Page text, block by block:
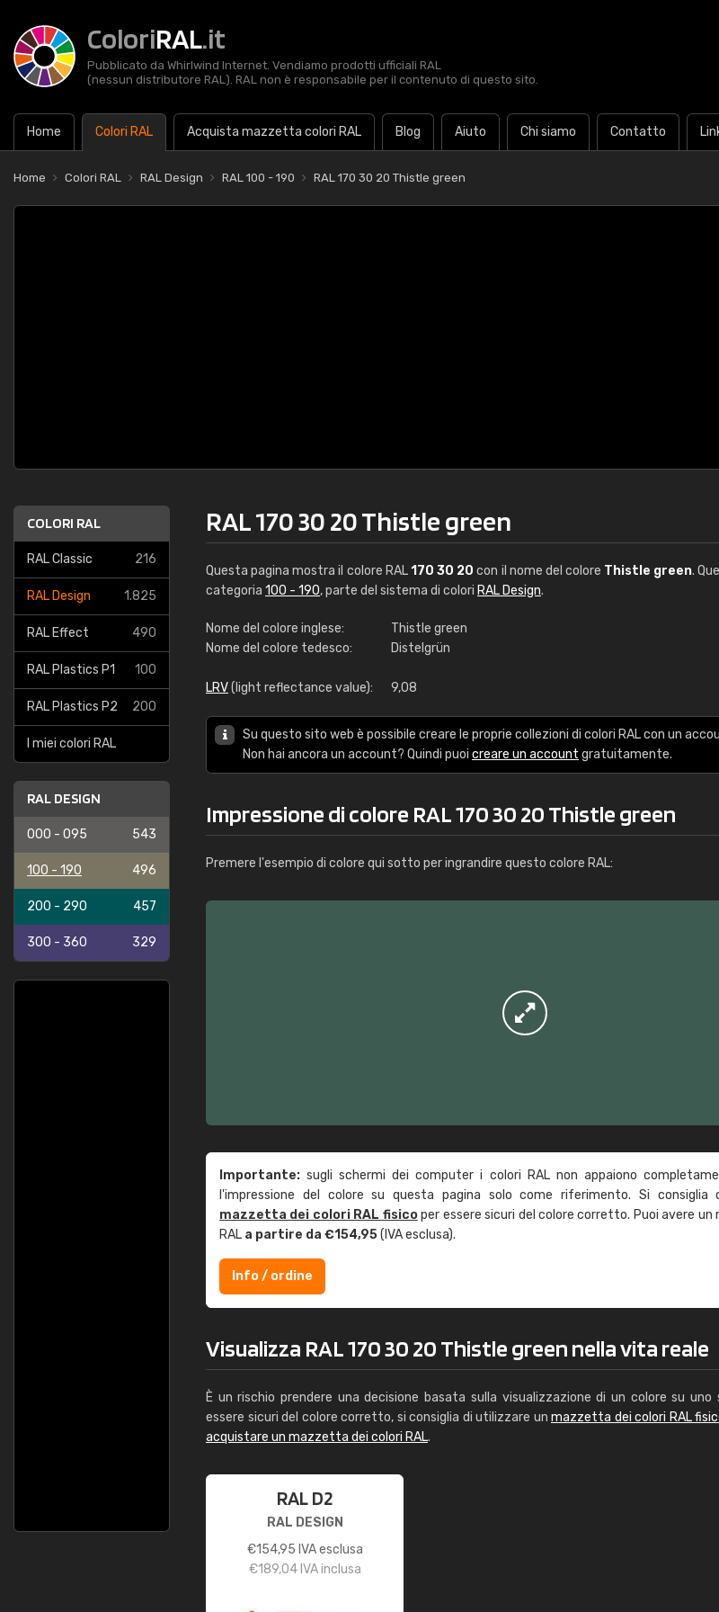
ColoriRAL.it
Pubblicato da Whirlwind Internet. Vendiamo prodotti ufficiali RAL
(nessun distributore RAL). RAL non è responsabile per il contenuto di questo sito.
Home Colori RAL Acquista mazzetta colori RAL Blog Aiuto Chi siamo Contatto
Home Colori RAL RAL Design RAL 100 - 190 RAL 170 30 20 Thistle green
COLORI RAL
RAL Classic 216
RAL Design 1.825
RAL Effect 490
RAL Plastics P1 100
RAL Plastics P2 200
I miei colori RAL
RAL DESIGN
000 - 095 543
100 - 190 496
200 - 290 457
300 - 360 329
RAL 170 30 20 Thistle green
Questa pagina mostra il colore RAL170 30 20 con il nome del colore Thistle green.
categoria 100 - 190, parte del sistema di colori RAL Design.
Nome del colore inglese:
Thistle green
Nome del colore tedesco:
Distelgrün
LRV(light reflectance value): 9,08
Su questo sito web è possibile creare le proprie collezioni di colori RAL con un
Non hai ancora un account? Quindi puoi creare un account gratuitamente.
Impressione di colore RAL 170 30 20 Thistle green
Premere l'esempio di colore qui sotto per ingrandire questo colore RAL:
Importante: sugli schermi dei computer i colori RAL non appaiono
l'impressione del colore su questa pagina solo come riferimento. Si consiglia
mazzetta dei colori RAL fisicoper essere sicuri del colore corretto. Puoi avere
RAL a partire da €154,95(IVA esclusa).
Info / ordine
Visualizza RAL 170 30 20 Thistle green nella vita reale
È un rischio prendere una decisione basata sulla visualizzazione di un colore su uno
essere sicuri del colore corretto, si consiglia di utilizzare un mazzetta dei colori RAL
acquistare un mazzetta dei colori RAL.
RAL D2
RAL DESIGN
€154,95 IVA esclusa
€189,04IVA inclusa
RAL K7
Caterina